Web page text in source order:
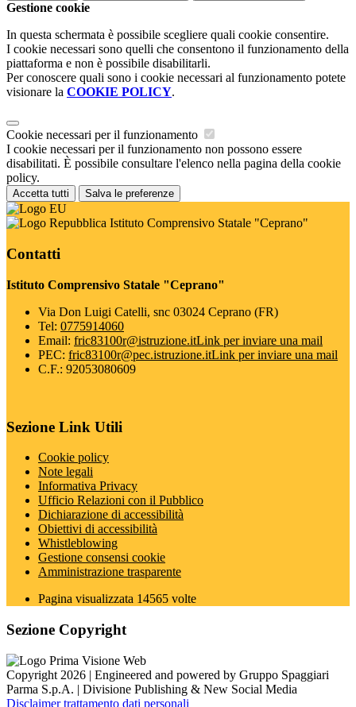
Gestione cookie
In questa schermata è possibile scegliere quali cookie consentire.
I cookie necessari sono quelli che consentono il funzionamento della
piattaforma e non è possibile disabilitarli.
Per conoscere quali sono i cookie necessari al funzionamento potete
visionare la COOKIE POLICY.
Cookie necessari per il funzionamento
I cookie necessari per il funzionamento non possono essere
disabilitati. È possibile consultare l'elenco nella pagina della cookie
policy.
Accetta tutti Salva le preferenze
Istituto Comprensivo Statale "Ceprano"
Contatti
Istituto Comprensivo Statale "Ceprano"
Via Don Luigi Catelli, snc 03024 Ceprano (FR)
Tel: 0775914060
Email: fric83100r@istruzione.itLink per inviare una mail
PEC: fric83100r@pec.istruzione.itLink per inviare una mail
C.F.: 92053080609
Sezione Link Utili
Cookie policy
Note legali
Informativa Privacy
Ufficio Relazioni con il Pubblico
Dichiarazione di accessibilità
Obiettivi di accessibilità
Whistleblowing
Gestione consensi cookie
Amministrazione trasparente
Pagina visualizzata 14565 volte
Sezione Copyright
Copyright 2026 | Engineered and powered by Gruppo Spaggiari
Parma S.p.A. | Divisione Publishing & New Social Media
Disclaimer trattamento dati personali